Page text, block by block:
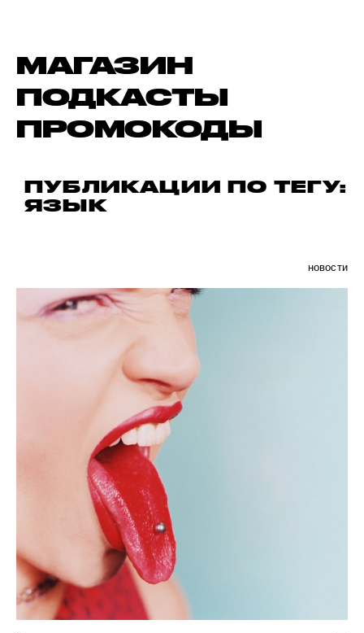
МАГАЗИН
ПОДКАСТЫ
ПРОМОКОДЫ
ПУБЛИКАЦИИ ПО ТЕГУ:
ЯЗЫК
новости